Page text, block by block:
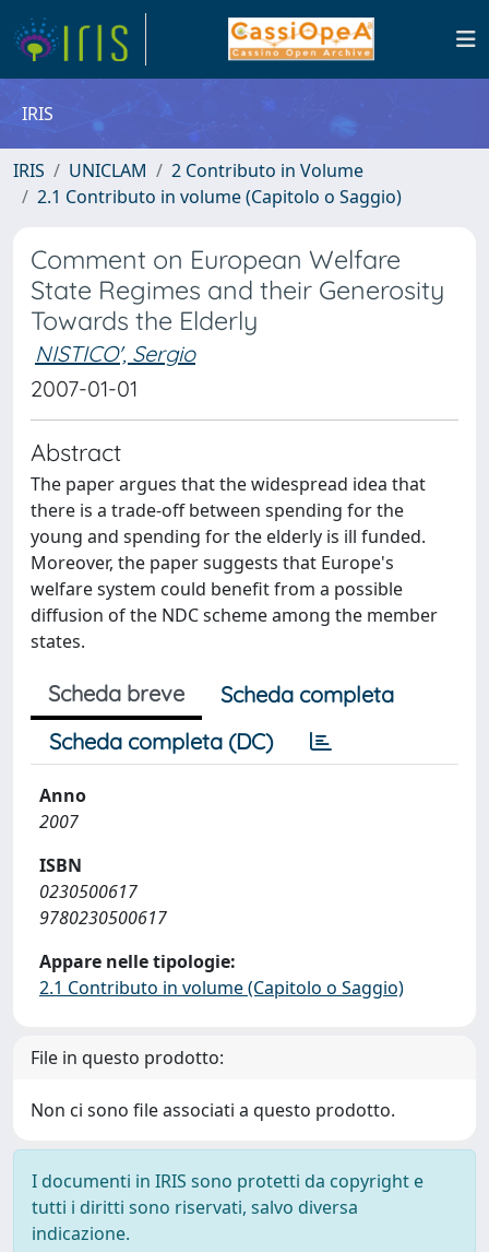
IRIS
IRIS UNICLAM
2 Contributo in Volume
2.1 Contributo in volume (Capitolo o Saggio)
Comment on European Welfare
State Regimes and their Generosity
Towards the Elderly
NISTICO', Sergio
2007-01-01
Abstract
The paper argues that the widespread idea that
there is a trade-off between spending for the
young and spending for the elderly is ill funded.
Moreover, the paper suggests that Europe's
welfare system could benefit from a possible
diffusion of the NDC scheme among the member
states.
Scheda breve
Scheda completa
Scheda completa (DC)
Anno
2007
ISBN
0230500617
9780230500617
Appare nelle tipologie:
2.1 Contributo in volume (Capitolo o Saggio)
File in questo prodotto:
Non ci sono file associati a questo prodotto.
I documenti in IRIS sono protetti da copyright e
tutti i diritti sono riservati, salvo diversa
indicazione.